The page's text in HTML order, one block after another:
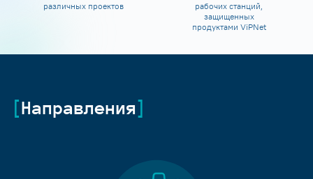
различных проектов
рабочих станций,
защищенных
продуктами ViPNet
Направления